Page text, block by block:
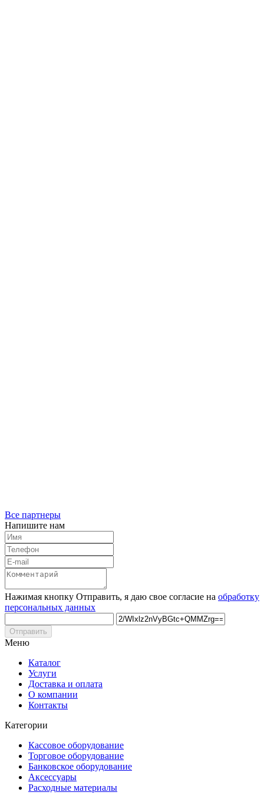
Все партнеры
Напишите нам
Нажимая кнопку Отправить, я даю свое согласие на обработку
персональных данных
Отправить
Меню
Каталог
Услуги
Доставка и оплата
О компании
Контакты
Категории
Кассовое оборудование
Торговое оборудование
Банковское оборудование
Аксессуары
Расходные материалы